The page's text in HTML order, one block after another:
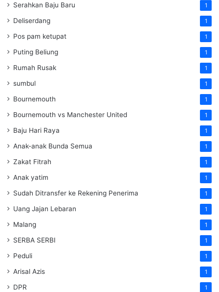
Serahkan Baju Baru 1
Deliserdang 1
Pos pam ketupat 1
Puting Beliung 1
Rumah Rusak 1
sumbul 1
Bournemouth 1
Bournemouth vs Manchester United 1
Baju Hari Raya 1
Anak-anak Bunda Semua 1
Zakat Fitrah 1
Anak yatim 1
Sudah Ditransfer ke Rekening Penerima 1
Uang Jajan Lebaran 1
Malang 1
SERBA SERBI 1
Peduli 1
Arisal Azis 1
DPR 1